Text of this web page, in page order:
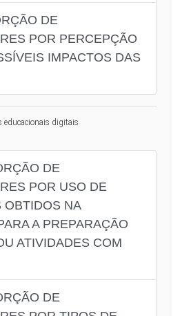
DE
POR PERCEPÇÃO
IMPACTOS DAS
educacionais digitais
DE
POR USO DE
OBTIDOS NA
A PREPARAÇÃO
ATIVIDADES COM
DE